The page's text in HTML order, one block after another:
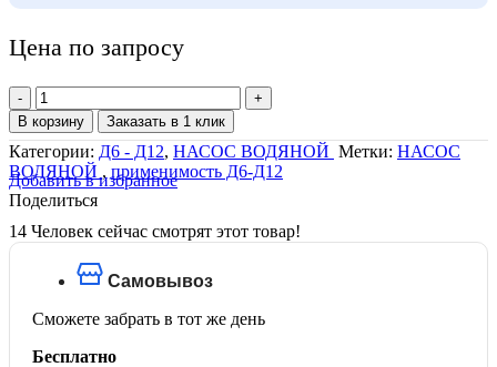
Цена по запросу
Количество
товара
Манжета
с
пружиной
СБ511-
96-
3
СБ411-
3Б)
В корзину Заказать в 1 клик
Категории: Д6 - Д12, НАСОС ВОДЯНОЙ Метки: НАСОС
ВОДЯНОЙ , применимость Д6-Д12
Добавить в избранное
Поделиться
14 Человек сейчас смотрят этот товар!
Самовывоз
Сможете забрать в тот же день
Бесплатно